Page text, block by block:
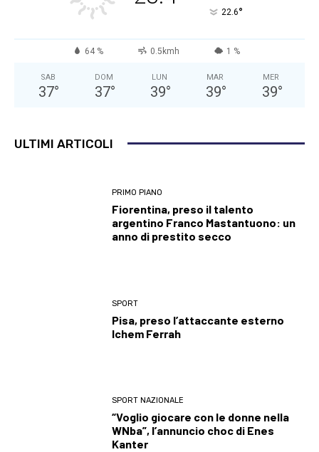
22.6°
64 % 0.5kmh 1 %
SAB
37°
DOM
37°
LUN
39°
MAR
39°
MER
39°
ULTIMI ARTICOLI
PRIMO PIANO
Fiorentina, preso il talento
argentino Franco Mastantuono: un
anno di prestito secco
SPORT
Pisa, preso l’attaccante esterno
Ichem Ferrah
SPORT NAZIONALE
“Voglio giocare con le donne nella
WNba”, l’annuncio choc di Enes
Kanter